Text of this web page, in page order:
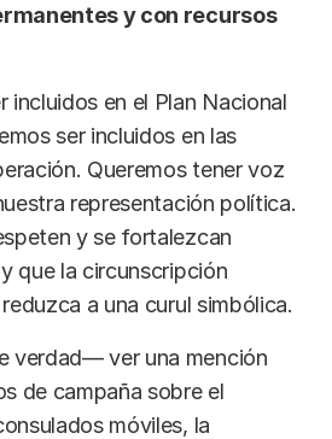
y con recursos
incluidos en el Plan Nacional
ser incluidos en las
Queremos tener voz
representación política.
y se fortalezcan
que la circunscripción
a una curul simbólica.
verdad— ver una mención
de campaña sobre el
móviles, la